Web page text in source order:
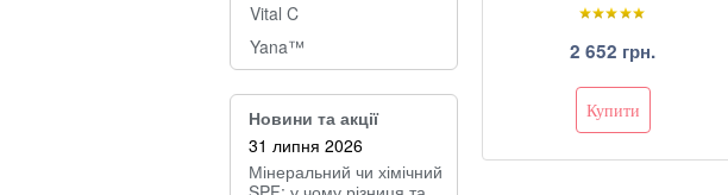
Vital C
Yana™
Новини та акції
31 липня 2026
Мінеральний чи хімічний
2 652 грн.